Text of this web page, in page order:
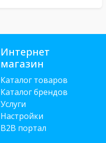
Интернет
магазин
Каталог товаров
Каталог брендов
Услуги
Настройки
B2B портал